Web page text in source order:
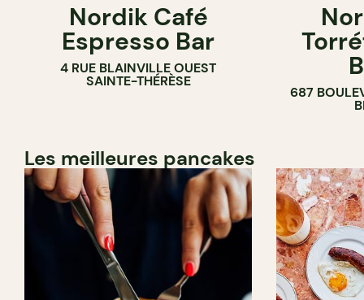
Nordik Café
Espresso Bar
4 RUE BLAINVILLE OUEST
SAINTE-THÉRÈSE
687
Les meilleures pancakes